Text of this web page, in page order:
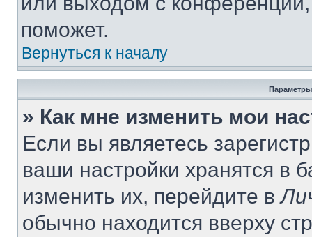
поможет.
Вернуться к началу
Параметры
» Как мне изменить мои
Если вы являетесь
ваши настройки хранятся в
изменить их, перейдите в
обычно находится вверху